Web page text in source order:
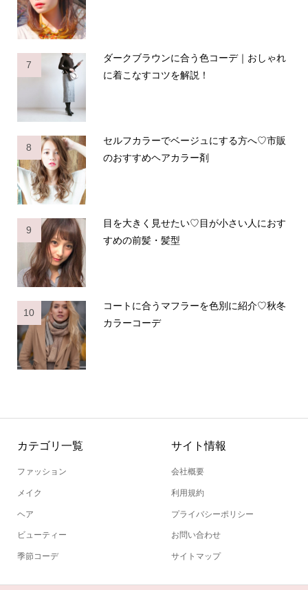
7
ダークブラウンに合う色コーデ｜おしゃれ
に着こなすコツを解説！
8
セルフカラーでベージュにする方へ♡市販
のおすすめヘアカラー剤
9
目を大きく見せたい♡目が小さい人におす
すめの前髪・髪型
10
コートに合うマフラーを色別に紹介♡秋冬
カラーコーデ
カテゴリ一覧
ファッション
メイク
ヘア
ビューティー
季節コーデ
サイト情報
会社概要
利用規約
プライバシーポリシー
お問い合わせ
サイトマップ